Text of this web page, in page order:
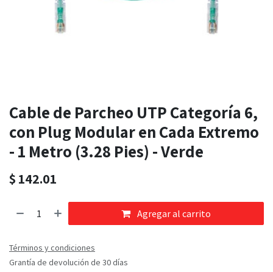
Cable de Parcheo UTP Categoría 6,
con Plug Modular en Cada Extremo
- 1 Metro (3.28 Pies) - Verde
$ 142.01
Agregar al carrito
Términos y condiciones
Grantía de devolución de 30 días